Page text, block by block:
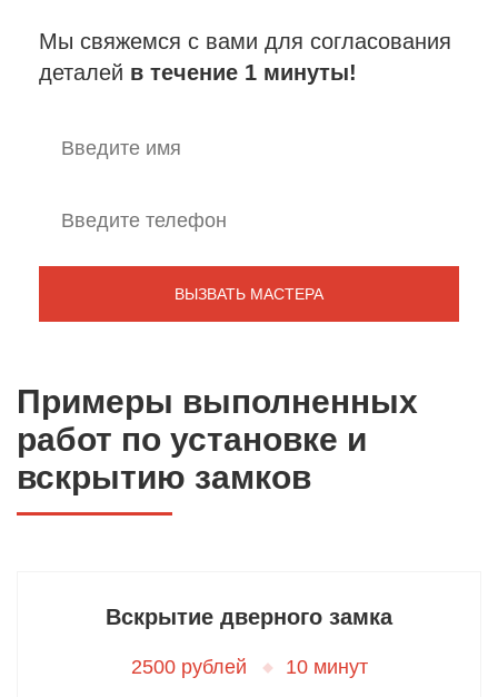
Мы свяжемся с вами для согласования
деталей в течение 1 минуты!
Примеры выполненных
работ по установке и
вскрытию замков
Вскрытие дверного замка
2500 рублей 10 минут